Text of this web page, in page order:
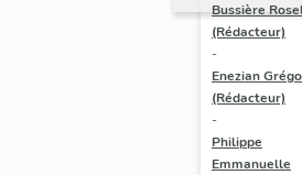
Bussière
(Rédacteur)
-
Enezian
(Rédacteur)
-
Philippe
Emmanuelle